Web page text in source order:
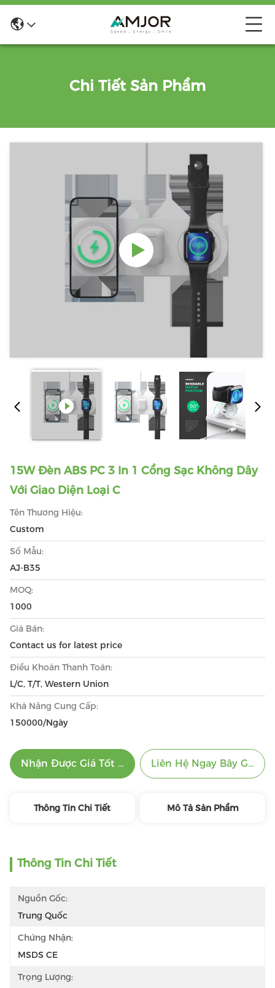
Chi Tiết Sản Phẩm
15W Đèn ABS PC 3 In 1 Cổng Sạc Không Dây
Với Giao Diện Loại C
Tên Thương Hiệu:
Custom
Số Mẫu:
AJ-B35
MOQ:
1000
Giá Bán:
Contact us for latest price
Điều Khoản Thanh Toán:
L/C, T/T, Western Union
Khả Năng Cung Cấp:
150000/Ngày
Nhận Được Giá Tốt Nhất Liên Hệ Ngay Bây Giờ
Thông Tin Chi Tiết Mô Tả Sản Phẩm
Thông Tin Chi Tiết
Nguồn Gốc:
Trung Quốc
Chứng Nhận:
MSDS CE
Trọng Lượng: